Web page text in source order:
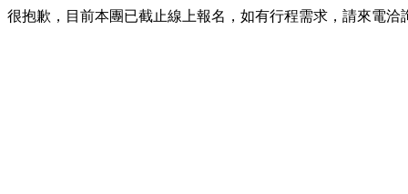
很抱歉，目前本團已截止線上報名，如有行程需求，請來電洽